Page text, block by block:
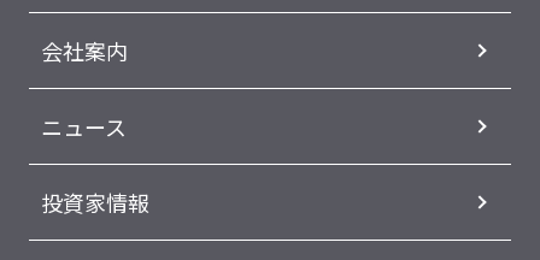
会社案内
ニュース
投資家情報